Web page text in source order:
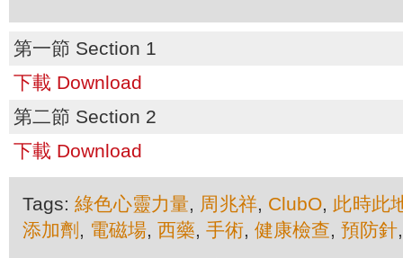
第一節 Section 1
下載 Download
第二節 Section 2
下載 Download
Tags:綠色心靈力量, 周兆祥, ClubO, 此時此
添加劑 , 電磁場, 西藥, 手術, 健康檢查, 預防針